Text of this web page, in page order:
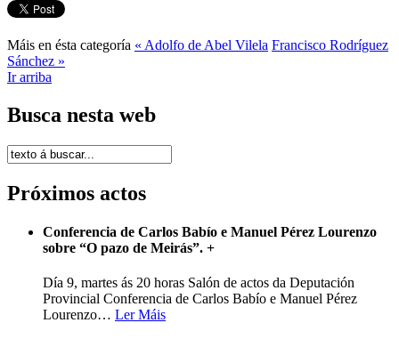
Máis en ésta categoría « Adolfo de Abel Vilela Francisco Rodríguez
Sánchez »
Ir arriba
Busca nesta web
Próximos actos
Conferencia de Carlos Babío e Manuel Pérez Lourenzo
sobre “O pazo de Meirás”. +
Día 9, martes ás 20 horas Salón de actos da Deputación
Provincial Conferencia de Carlos Babío e Manuel Pérez
Lourenzo… Ler Máis